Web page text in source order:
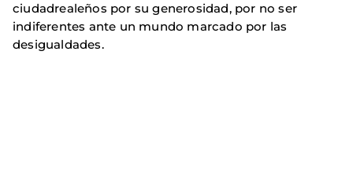
ciudadrealeños por su generosidad, por no ser
indiferentes ante un mundo marcado por las
desigualdades.